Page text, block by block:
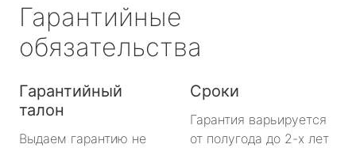
Гарантийные
обязательства
Гарантийный
талон
Выдаем гарантию не
Сроки
Гарантия варьируется
от полугода до 2-х лет